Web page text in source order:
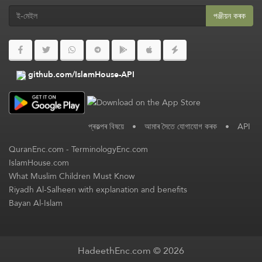
পঞ্জীয়ন কৰক
github.com/IslamHouse-API
প্ৰকল্পৰ বিষয়ে • আমাৰ সৈতে যোগাযোগ কৰক • API
QuranEnc.com-TerminologyEnc.com
IslamHouse.com
What Muslim Children Must Know
Riyadh Al-Salheen with explanation and benefits
Bayan Al-Islam
HadeethEnc.com © 2026